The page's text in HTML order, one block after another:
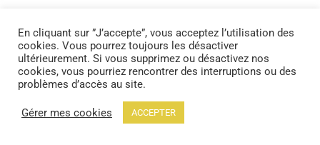
En cliquant sur ”J’accepte”, vous acceptez l’utilisation des
cookies. Vous pourrez toujours les désactiver
ultérieurement. Si vous supprimez ou désactivez nos
cookies, vous pourriez rencontrer des interruptions ou des
problèmes d’accès au site.
Gérer mes cookies ACCEPTER